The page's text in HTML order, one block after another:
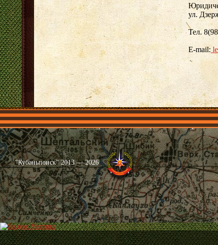
ул.
Тел.
E-mail:
Главная Имена Общественные объединения Проекты
"Кубаньпоиск" 2013 — 2026